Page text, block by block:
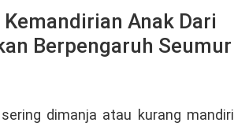
Anak Dari
Berpengaruh Seumur
dimanja atau kurang mandiri